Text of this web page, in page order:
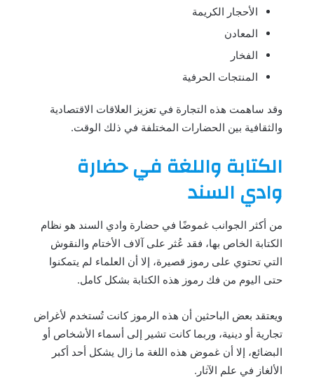
الأحجار الكريمة
المعادن
الفخار
المنتجات الحرفية
وقد ساهمت هذه التجارة في تعزيز العلاقات الاقتصادية
والثقافية بين الحضارات المختلفة في ذلك الوقت.
الكتابة واللغة في حضارة
وادي السند
من أكثر الجوانب غموضًا في حضارة وادي السند هو نظام
الكتابة الخاص بها، فقد عُثر على آلاف الأختام والنقوش
التي تحتوي على رموز قصيرة، إلا أن العلماء لم يتمكنوا
حتى اليوم من فك رموز هذه الكتابة بشكل كامل.
ويعتقد بعض الباحثين أن هذه الرموز كانت تُستخدم لأغراض
تجارية أو دينية، وربما كانت تشير إلى أسماء الأشخاص أو
البضائع، إلا أن غموض هذه اللغة ما زال يشكل أحد أكبر
الألغاز في علم الآثار.